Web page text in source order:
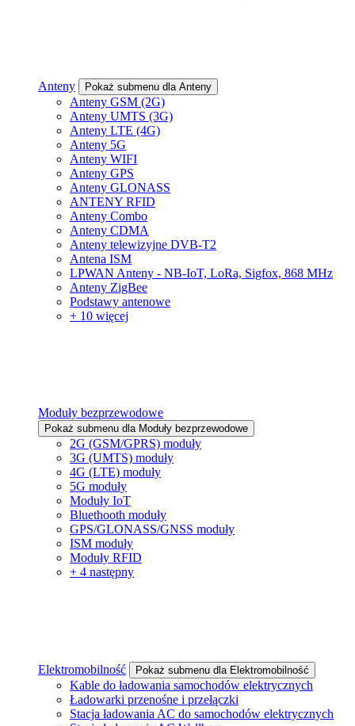
Anteny Pokaż submenu dla Anteny
Anteny GSM (2G)
Anteny UMTS (3G)
Anteny LTE (4G)
Anteny 5G
Anteny WIFI
Anteny GPS
Anteny GLONASS
ANTENY RFID
Anteny Combo
Anteny CDMA
Anteny telewizyjne DVB-T2
Antena ISM
LPWAN Anteny - NB-IoT, LoRa, Sigfox, 868 MHz
Anteny ZigBee
Podstawy antenowe
+ 10 więcej
Moduły bezprzewodowe
Pokaż submenu dla Moduły bezprzewodowe
2G (GSM/GPRS) moduły
3G (UMTS) moduły
4G (LTE) moduły
5G moduły
Moduły IoT
Bluethooth moduły
GPS/GLONASS/GNSS moduły
ISM moduły
Moduły RFID
+ 4 następny
Elektromobilność Pokaż submenu dla Elektromobilność
Kable do ładowania samochodów elektrycznych
Ładowarki przenośne i przełączki
Stacja ładowania AC do samochodów elektrycznych